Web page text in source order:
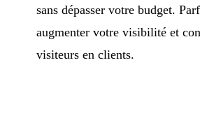
sans dépasser votre budget.
augmenter votre visibilité et
visiteurs en clients.